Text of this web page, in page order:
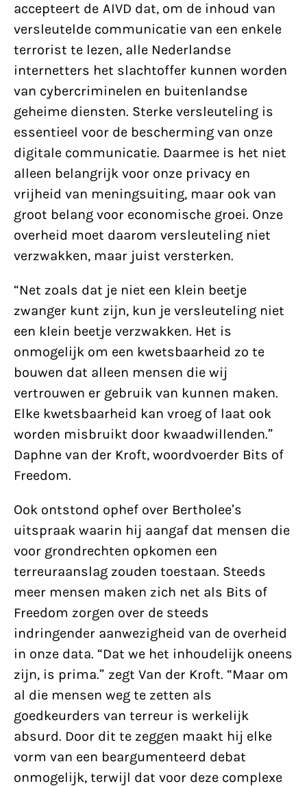
accepteert de AIVD dat, om de inhoud van
versleutelde communicatie van een enkele
terrorist te lezen, alle Nederlandse
internetters het slachtoffer kunnen worden
van cybercriminelen en buitenlandse
geheime diensten. Sterke versleuteling is
essentieel voor de bescherming van onze
digitale communicatie. Daarmee is het niet
alleen belangrijk voor onze privacy en
vrijheid van meningsuiting, maar ook van
groot belang voor economische groei. Onze
overheid moet daarom versleuteling niet
verzwakken, maar juist versterken.
“Net zoals dat je niet een klein beetje
zwanger kunt zijn, kun je versleuteling niet
een klein beetje verzwakken. Het is
onmogelijk om een kwetsbaarheid zo te
bouwen dat alleen mensen die wij
vertrouwen er gebruik van kunnen maken.
Elke kwetsbaarheid kan vroeg of laat ook
worden misbruikt door kwaadwillenden.”
Daphne van der Kroft, woordvoerder Bits of
Freedom.
Ook ontstond ophef over Bertholee’s
uitspraak waarin hij aangaf dat mensen die
voor grondrechten opkomen een
terreuraanslag zouden toestaan. Steeds
meer mensen maken zich net als Bits of
Freedom zorgen over de steeds
indringender aanwezigheid van de overheid
in onze data. “Dat we het inhoudelijk oneens
zijn, is prima.” zegt Van der Kroft. “Maar om
al die mensen weg te zetten als
goedkeurders van terreur is werkelijk
absurd. Door dit te zeggen maakt hij elke
vorm van een beargumenteerd debat
onmogelijk, terwijl dat voor deze complexe